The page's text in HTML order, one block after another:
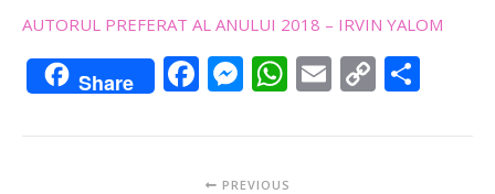
AUTORUL PREFERAT AL ANULUI 2018 – IRVIN YALOM
Share Facebook
Messenger
WhatsApp
Email
Copy
PREVIOUS